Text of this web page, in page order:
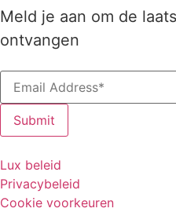
Meld je aan om de
ontvangen
Lux beleid
Privacybeleid
Cookie voorkeuren